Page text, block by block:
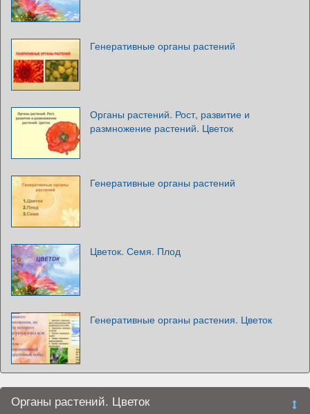
Генеративные органы растений
Органы растений. Рост, развитие и
размножение растений. Цветок
Генеративные органы растений
Цветок. Семя. Плод
Генеративные органы растения. Цветок
Органы растений. Цветок